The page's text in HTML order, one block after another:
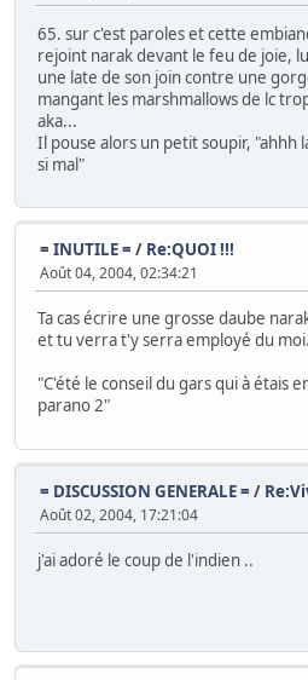
65. sur c'est paroles et cette
rejoint narak devant le feu de joie,
une late de son join contre une
mangant les marshmallows de lc
aka...
Il pouse alors un petit soupir, "ahhh
si mal"
= INUTILE = / Re:QUOI !!!
Août 04, 2004, 02:34:21
Ta cas écrire une grosse daube
et tu verra t'y serra employé du moi.
"C'été le conseil du gars qui à étais
parano 2"
= DISCUSSION GENERALE = /
Août 02, 2004, 17:21:04
j'ai adoré le coup de l'indien ..